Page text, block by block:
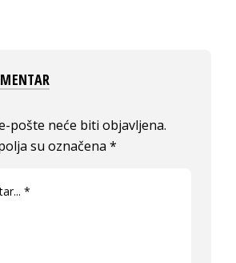
pošte neće biti objavljena.
su označena*